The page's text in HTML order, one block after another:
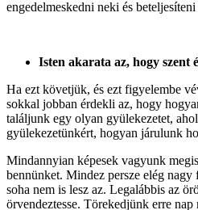
engedelmeskedni neki és
Isten akarata az, hogy szent
Ha ezt követjük, és ezt figyelembe
sokkal jobban érdekli az, hogy
találjunk egy olyan gyülekezetet,
gyülekezetünkért, hogyan járulunk
Mindannyian képesek vagyunk
bennünket. Mindez persze elég nagy
soha nem is lesz az. Legalábbis az
örvendeztesse. Törekedjünk erre